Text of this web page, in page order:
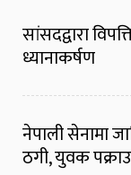
सांसदद्वारा
ध्यानाकर्षण
नेपाली सेनामा
ठगी, युवक पक्राउ